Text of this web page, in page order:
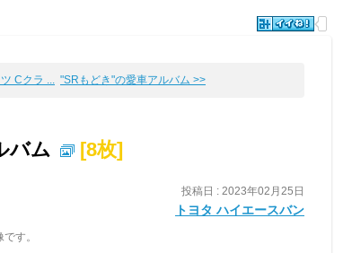
Cクラ ... "SRもどき"の愛車アルバム >>
バム [8枚]
投稿日 : 2023年02月25日
トヨタ ハイエースバン
す。